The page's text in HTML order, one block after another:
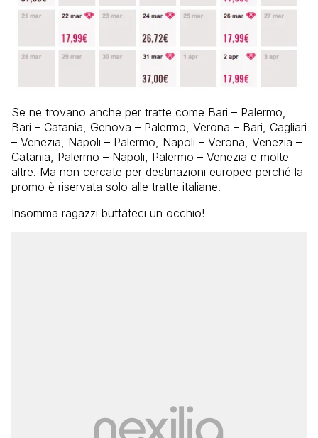
Se ne trovano anche per tratte come Bari – Palermo,
Bari – Catania, Genova – Palermo, Verona – Bari, Cagliari
– Venezia, Napoli – Palermo, Napoli – Verona, Venezia –
Catania, Palermo – Napoli, Palermo – Venezia e molte
altre. Ma non cercate per destinazioni europee perché la
promo è riservata solo alle tratte italiane.
Insomma ragazzi buttateci un occhio!